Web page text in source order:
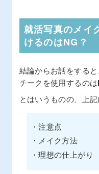
就活写真のメイ
けるのはNG？
結論からお話をする
チークを使用するのは
とはいうものの、上
・注意点
・メイク方法
・理想の仕上がり